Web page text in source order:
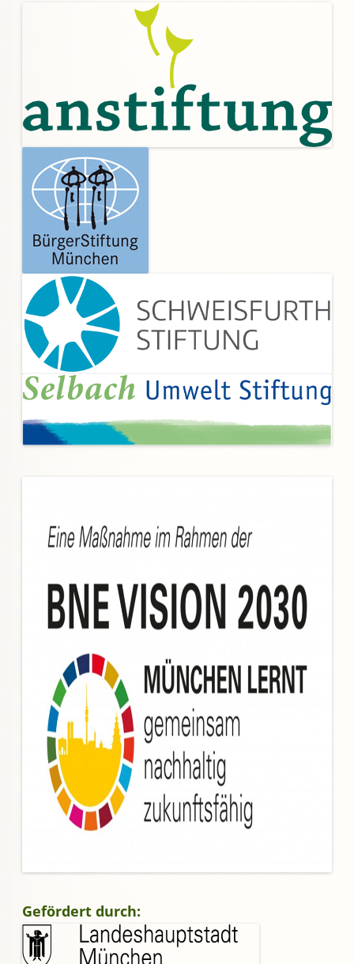
Gefördert durch: